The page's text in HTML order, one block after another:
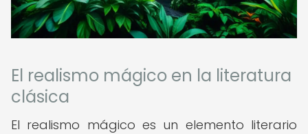
El realismo mágico en la literatura
clásica
El realismo mágico es un elemento literario